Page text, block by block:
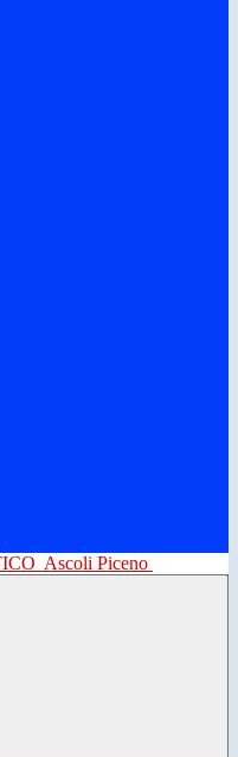
Ascoli Piceno